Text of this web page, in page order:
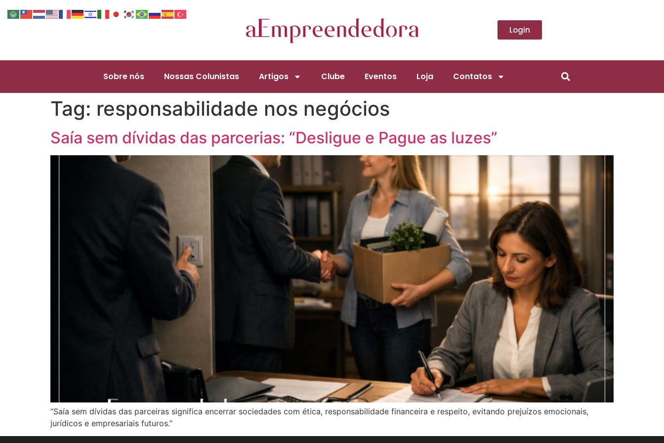
Login
Sobre nós Nossas Colunistas Artigos Clube Eventos Loja Contatos
Tag: responsabilidade nos negócios
Saía sem dívidas das parcerias: “Desligue e Pague as luzes”
“Saía sem dívidas das parceiras significa encerrar sociedades com ética, responsabilidade financeira e respeito, evitando prejuízos emocionais,
jurídicos e empresariais futuros.”